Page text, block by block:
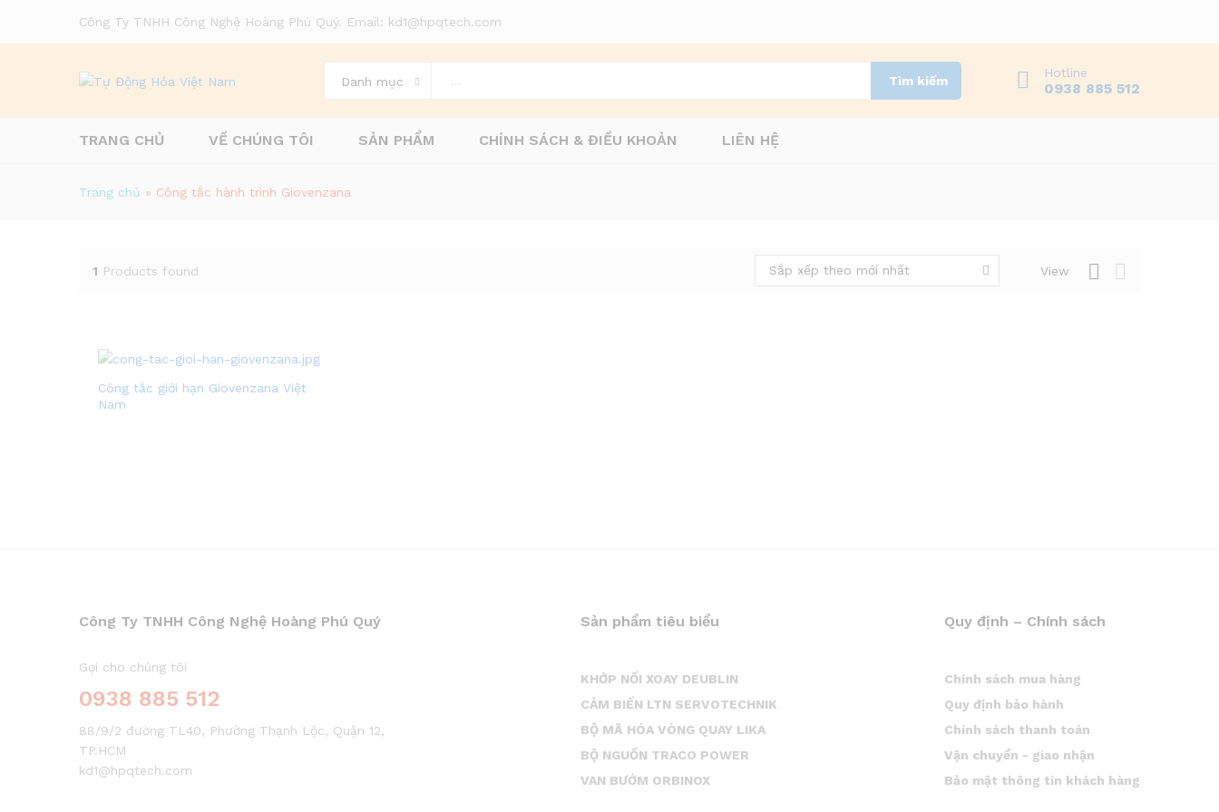
Công Ty TNHH Công Nghệ Hoàng Phú Quý. Email: kd1@hpqtech.com
Danh mục Tìm kiếm
Hotline
0938 885 512
TRANG CHỦ VỀ CHÚNG TÔI SẢN PHẨM CHÍNH SÁCH & ĐIỀU KHOẢN LIÊN HỆ
Trang chủ » Công tắc hành trình Giovenzana
1 Products found View
Sắp xếp theo mới nhất
Công tắc giới hạn Giovenzana Việt
Nam
Công Ty TNHH Công Nghệ Hoàng Phú Quý
Gọi cho chúng tôi
0938 885 512
88/9/2 đường TL40, Phường Thạnh Lộc, Quận 12,
TP.HCM
kd1@hpqtech.com
Sản phẩm tiêu biểu
KHỚP NỐI XOAY DEUBLIN
CẢM BIẾN LTN SERVOTECHNIK
BỘ MÃ HÓA VÒNG QUAY LIKA
BỘ NGUỒN TRACO POWER
VAN BƯỚM ORBINOX
Quy định – Chính sách
Chính sách mua hàng
Quy định bảo hành
Chính sách thanh toán
Vận chuyển - giao nhận
Bảo mật thông tin khách hàng